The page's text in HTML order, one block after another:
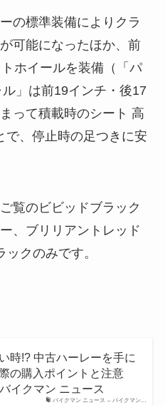
の標準装備によりクラ
可能になったほか、前
ホイールを装備（「パ
」は前19インチ・後17
って積載時のシート 高
で、停止時の足つきに安
覧のビビッドブラック
、ブリリアントレッド
クのみです。
バイクマン ニュース – バイクマン…
時!? 中古ハーレーを手に
の購入ポイントと注意
イクマン ニュース